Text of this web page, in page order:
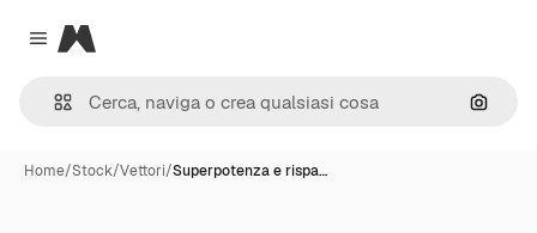
Close menu
Magnific
Cerca
Home/Stock/Vettori/Superpotenza e rispa…